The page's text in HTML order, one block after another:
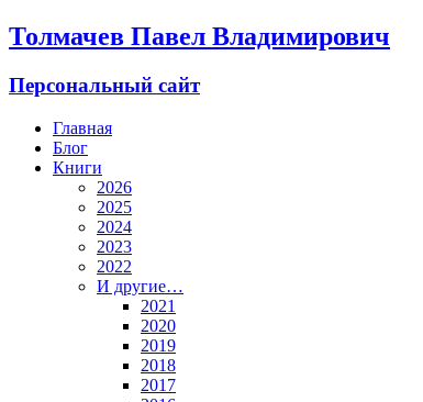
Толмачев Павел Владимирович
Персональный сайт
Главная
Блог
Книги
2026
2025
2024
2023
2022
И другие…
2021
2020
2019
2018
2017